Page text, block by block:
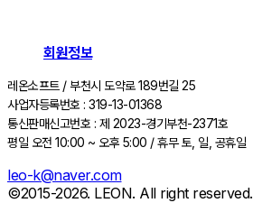
회원정보
레온소프트 / 부천시 도약로 189번길 25
사업자등록번호 : 319-13-01368
통신판매신고번호 : 제 2023-경기부천-2371호
평일 오전 10:00 ~ 오후 5:00 / 휴무 토, 일, 공휴일
leo-k@naver.com
©2015-2026. LEON. All right reserved.